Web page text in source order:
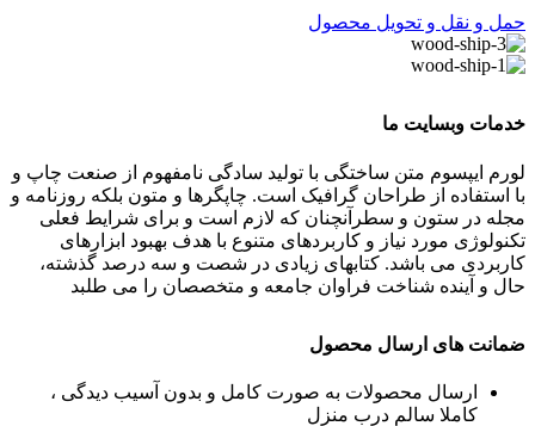
حمل و نقل و تحویل محصول
خدمات وبسایت ما
لورم ایپسوم متن ساختگی با تولید سادگی نامفهوم از صنعت چاپ و
با استفاده از طراحان گرافیک است. چاپگرها و متون بلکه روزنامه و
مجله در ستون و سطرآنچنان که لازم است و برای شرایط فعلی
تکنولوژی مورد نیاز و کاربردهای متنوع با هدف بهبود ابزارهای
کاربردی می باشد. کتابهای زیادی در شصت و سه درصد گذشته،
حال و آینده شناخت فراوان جامعه و متخصصان را می طلبد
ضمانت های ارسال محصول
ارسال محصولات به صورت کامل و بدون آسیب دیدگی ،
کاملا سالم درب منزل